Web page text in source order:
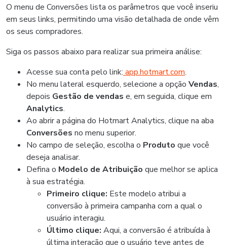
O menu de Conversões lista os parâmetros que você inseriu
em seus links, permitindo uma visão detalhada de onde vêm
os seus compradores.
Siga os passos abaixo para realizar sua primeira análise:
Acesse sua conta pelo link: app.hotmart.com.
No menu lateral esquerdo, selecione a opção Vendas,
depois Gestão de vendas e, em seguida, clique em
Analytics.
Ao abrir a página do Hotmart Analytics, clique na aba
Conversões no menu superior.
No campo de seleção, escolha o Produto que você
deseja analisar.
Defina o Modelo de Atribuição que melhor se aplica
à sua estratégia.
Primeiro clique: Este modelo atribui a
conversão à primeira campanha com a qual o
usuário interagiu.
Último clique: Aqui, a conversão é atribuída à
última interação que o usuário teve antes de